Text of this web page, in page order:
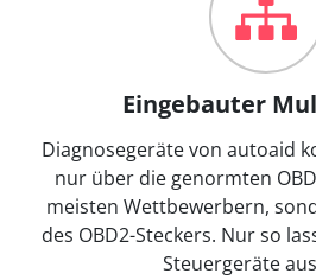
Eingebauter
Diagnosegeräte von autoaid
nur über die genormten
meisten Wettbewerbern,
des OBD2-Steckers. Nur so
Steuergeräte